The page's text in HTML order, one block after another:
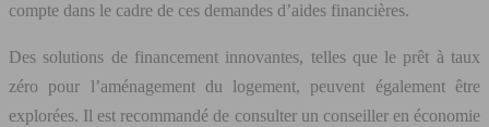
compte dans le cadre de ces demandes d’aides financières.
Des solutions de financement innovantes, telles que le prêt à taux
zéro pour l’aménagement du logement, peuvent également être
explorées. Il est recommandé de consulter un conseiller en économie